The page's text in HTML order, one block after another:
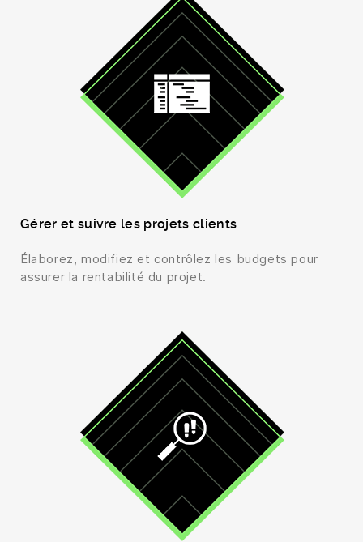
Gérer et suivre les projets clients
Élaborez, modifiez et contrôlez les budgets pour
assurer la rentabilité du projet.